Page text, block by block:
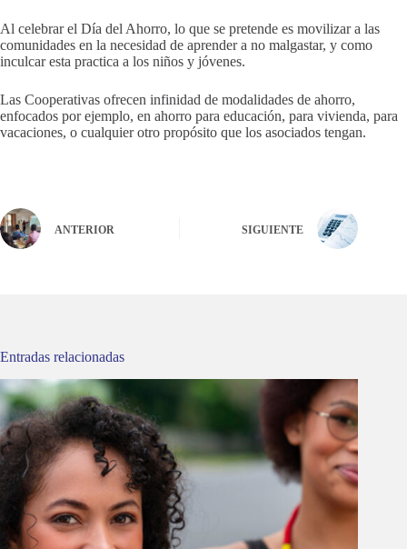
Al celebrar el Día del Ahorro, lo que se pretende es movilizar a las
comunidades en la necesidad de aprender a no malgastar, y como
inculcar esta practica a los niños y jóvenes.
Las Cooperativas ofrecen infinidad de modalidades de ahorro,
enfocados por ejemplo, en ahorro para educación, para vivienda, para
vacaciones, o cualquier otro propósito que los asociados tengan.
ANTERIOR SIGUIENTE
Entradas relacionadas